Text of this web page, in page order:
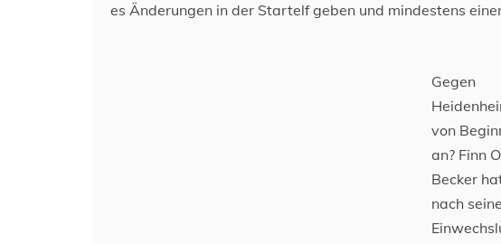
es Änderungen in der Startelf geben und mindestens
Gegen
von
an? Finn
Becker
nach